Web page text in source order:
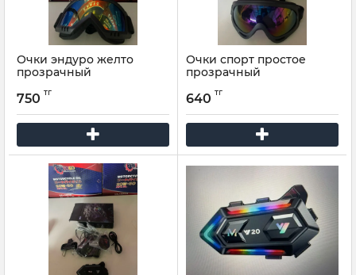
Очки эндуро желто
прозрачный
750 тг
Очки спорт простое
прозрачный
640 тг